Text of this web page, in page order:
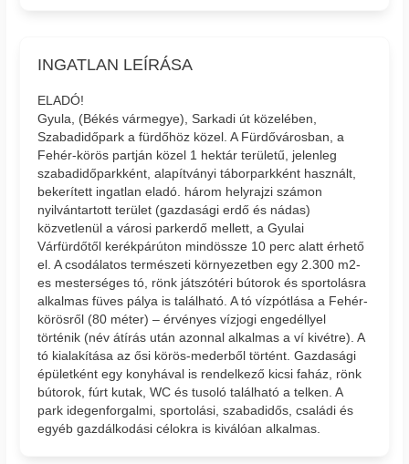
INGATLAN LEÍRÁSA
ELADÓ!
Gyula, (Békés vármegye), Sarkadi út közelében,
Szabadidőpark a fürdőhöz közel. A Fürdővárosban, a
Fehér-körös partján közel 1 hektár területű, jelenleg
szabadidőparkként, alapítványi táborparkként használt,
bekerített ingatlan eladó. három helyrajzi számon
nyilvántartott terület (gazdasági erdő és nádas)
közvetlenül a városi parkerdő mellett, a Gyulai
Várfürdőtől kerékpárúton mindössze 10 perc alatt érhető
el. A csodálatos természeti környezetben egy 2.300 m2-
es mesterséges tó, rönk játszótéri bútorok és sportolásra
alkalmas füves pálya is található. A tó vízpótlása a Fehér-
körösről (80 méter) – érvényes vízjogi engedéllyel
történik (név átírás után azonnal alkalmas a ví kivétre). A
tó kialakítása az ősi körös-mederből történt. Gazdasági
épületként egy konyhával is rendelkező kicsi faház, rönk
bútorok, fúrt kutak, WC és tusoló található a telken. A
park idegenforgalmi, sportolási, szabadidős, családi és
egyéb gazdálkodási célokra is kiválóan alkalmas.